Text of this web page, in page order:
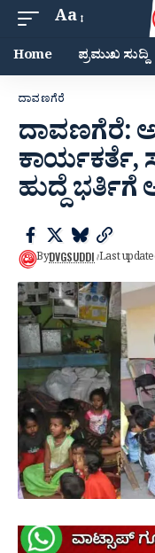
Aa
Home ಪ್ರಮುಖ ಸುದ್ದಿ
ದಾವಣಗೆರೆ
ದಾವಣಗೆರೆ:
ಹುದ್ದೆ ಭರ್ತಿಗೆ
ByDVGSUDDI Last